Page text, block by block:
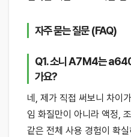
자주 묻는 질문 (FAQ)
Q1. 소니 A7M4는
가요?
네, 제가 직접 써보니 차이
임 화질만이 아니라 액정,
같은 전체 사용 경험이 확